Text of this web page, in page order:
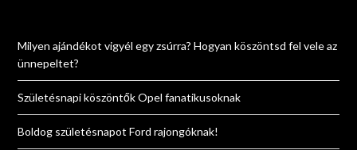
Milyen ajándékot vigyél egy zsúrra? Hogyan köszöntsd fel vele az
ünnepeltet?
Születésnapi köszöntők Opel fanatikusoknak
Boldog születésnapot Ford rajongóknak!